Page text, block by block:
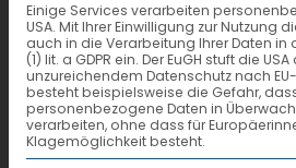
7. Juli 2026
VTL hat neuen
Einige Services verarbeiten
USA. Mit Ihrer Einwilligung zur Nutzung
auch in die Verarbeitung Ihrer Daten in
(1) lit. a GDPR ein. Der EuGH stuft die
unzureichendem Datenschutz nach
besteht beispielsweise die Gefahr,
personenbezogene Daten in
verarbeiten, ohne dass für
Klagemöglichkeit besteht.